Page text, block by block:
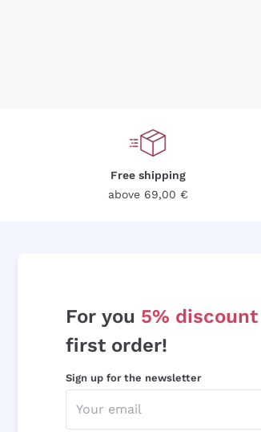
Free shipping
above 69,00 €
For you 5% discount
first order!
Sign up for the newsletter